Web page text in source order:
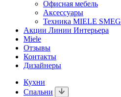
Офисная мебель
Аксессуары
Техника MIELE SMEG
Акции Линии Интерьера
Miele
Отзывы
Контакты
Дизайнеры
Кухни
Спальни